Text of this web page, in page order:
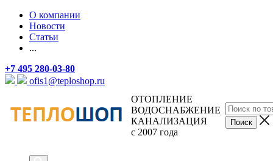
О компании
Новости
Статьи
...
+7 495 280-03-80
ofis1@teploshop.ru
ОТОПЛЕНИЕ
ВОДОСНАБЖЕНИЕ
КАНАЛИЗАЦИЯ
с 2007 года